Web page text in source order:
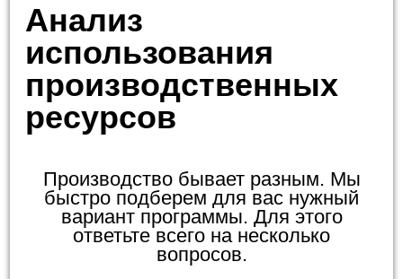
Анализ
использования
производственных
ресурсов
Производство бывает разным. Мы
быстро подберем для вас нужный
вариант программы. Для этого
ответьте всего на несколько
вопросов.